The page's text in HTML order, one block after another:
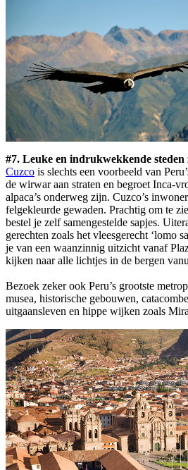
#7. Leuke en indrukwekkende steden
Cuzco is slechts een voorbeeld van
de wirwar aan straten en begroet Inca-
alpaca’s onderweg zijn. Cuzco’s
felgekleurde gewaden. Prachtig om te
bestel je zelf samengestelde sapjes.
gerechten zoals het vleesgerecht ‘lomo
je van een waanzinnig uitzicht vanaf
kijken naar alle lichtjes in de bergen
Bezoek zeker ook Peru’s grootste
musea, historische gebouwen,
uitgaansleven en hippe wijken zoals